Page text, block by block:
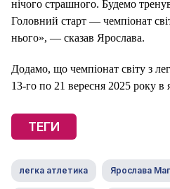
нічого страшного. Будемо
Головний старт — чемпіонат
нього», — сказав Ярослава.
Додамо, що чемпіонат світу з
13-го по 21 вересня 2025 року в
ТЕГИ
легка атлетика Ярослава